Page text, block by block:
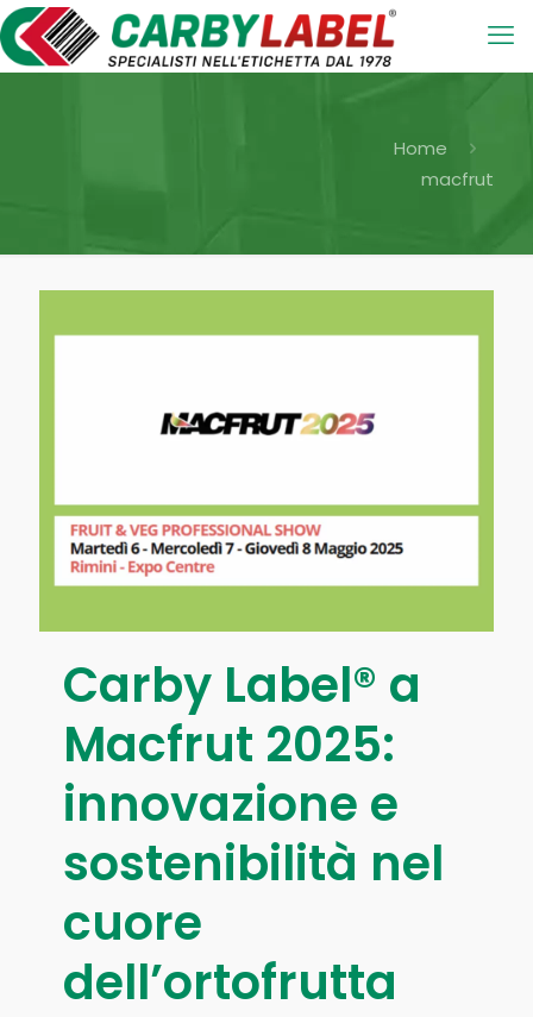
Home
macfrut
Carby Label® a
Macfrut 2025:
innovazione e
sostenibilità nel
cuore
dell’ortofrutta